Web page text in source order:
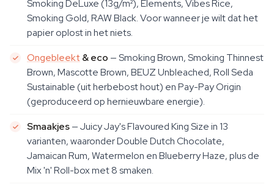
Smoking DeLuxe (13g/m²), Elements, Vibes Rice,
Smoking Gold, RAW Black. Voor wanneer je wilt dat het
papier oplost in het niets.
Ongebleekt & eco — Smoking Brown, Smoking Thinnest
Brown, Mascotte Brown, BEUZ Unbleached, Roll Seda
Sustainable (uit herbebost hout) en Pay-Pay Origin
(geproduceerd op hernieuwbare energie).
Smaakjes— Juicy Jay's Flavoured King Size in 13
varianten, waaronder Double Dutch Chocolate,
Jamaican Rum, Watermelon en Blueberry Haze, plus de
Mix 'n' Roll-box met 8 smaken.